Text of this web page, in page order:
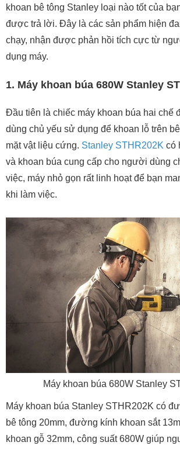
khoan bê tông Stanley loại nào tốt của
được trả lời. Đây là các sản phẩm hiện
chạy, nhận được phản hồi tích cực từ
dụng máy.
1. Máy khoan búa 680W Stanley
Đầu tiên là chiếc máy khoan búa hai chế
dùng chủ yếu sử dụng để khoan lỗ trên
mặt vật liệu cứng. Stanley STHR202K có
và khoan búa cung cấp cho người dùng
việc, máy nhỏ gọn rất linh hoạt để bạn
khi làm việc.
Máy khoan búa 680W Stanley
Máy khoan búa Stanley STHR202K có
bê tông 20mm, đường kính khoan sắt
khoan gỗ 32mm, công suất 680W giúp